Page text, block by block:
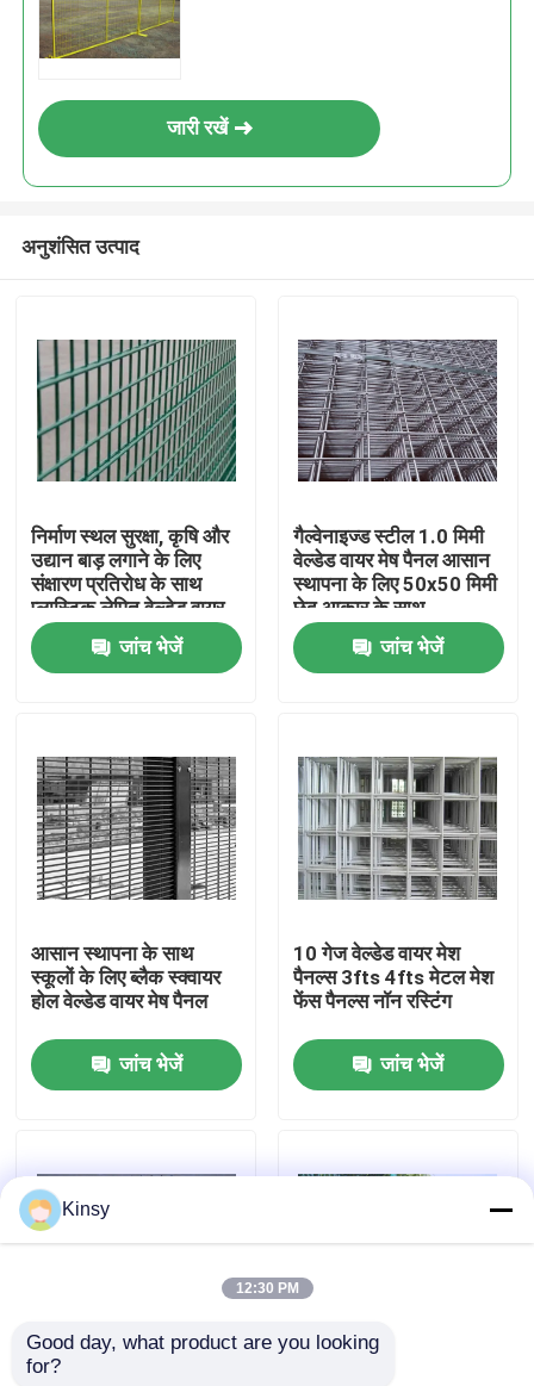
उत्पाद
वी.आर. शो
कारखाने का दौरा
गुणवत्ता नियंत्रण
समाचार
बुना तार जाल स्क्रीन
जारी रखें
अनुशंसित उत्पाद
निर्माण स्थल सुरक्षा, कृषि और
उद्यान बाड़ लगाने के लिए
संक्षारण प्रतिरोध के साथ
प्लास्टिक लेपित वेल्डेड वायर
मेश पैनल
जांच भेजें
गैल्वेनाइज्ड स्टील 1.0 मिमी
वेल्डेड वायर मेष पैनल आसान
स्थापना के लिए 50x50 मिमी
छेद आकार के साथ
जांच भेजें
आसान स्थापना के साथ
स्कूलों के लिए ब्लैक स्क्वायर
होल वेल्डेड वायर मेष पैनल
जांच भेजें
10 गेज वेल्डेड वायर मेश
पैनल्स 3fts 4fts मेटल मेश
फेंस पैनल्स नॉन रस्टिंग
जांच भेजें
2 घुमावदार जस्ती तार जाल
Kinsy
12:30 PM
Good day, what product are you looking
for?